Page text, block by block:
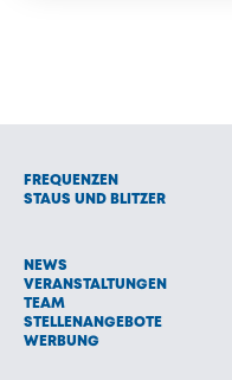
FREQUENZEN
STAUS UND BLITZER
NEWS
VERANSTALTUNGEN
TEAM
STELLENANGEBOTE
WERBUNG